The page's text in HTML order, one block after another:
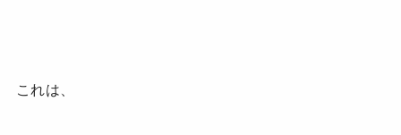
これは、